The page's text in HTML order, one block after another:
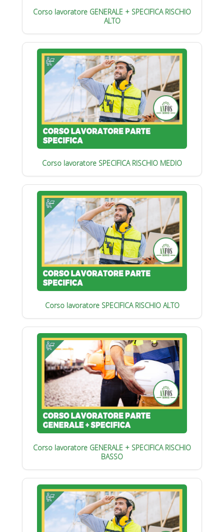
Corso lavoratore GENERALE + SPECIFICA RISCHIO
ALTO
Corso lavoratore SPECIFICA RISCHIO MEDIO
Corso lavoratore SPECIFICA RISCHIO ALTO
Corso lavoratore GENERALE + SPECIFICA RISCHIO
BASSO